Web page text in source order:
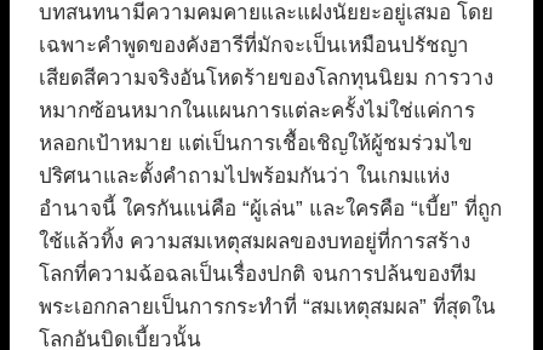
บทสนทนามีความคมคายและแฝงนัยยะอยู่เสมอ โดย
เฉพาะคำพูดของคังฮารีที่มักจะเป็นเหมือนปรัชญา
เสียดสีความจริงอันโหดร้ายของโลกทุนนิยม การวาง
หมากซ้อนหมากในแผนการแต่ละครั้งไม่ใช่แค่การ
หลอกเป้าหมาย แต่เป็นการเชื้อเชิญให้ผู้ชมร่วมไข
ปริศนาและตั้งคำถามไปพร้อมกันว่า ในเกมแห่ง
อำนาจนี้ ใครกันแน่คือ “ผู้เล่น” และใครคือ “เบี้ย” ที่ถูก
ใช้แล้วทิ้ง ความสมเหตุสมผลของบทอยู่ที่การสร้าง
โลกที่ความฉ้อฉลเป็นเรื่องปกติ จนการปล้นของทีม
พระเอกกลายเป็นการกระทำที่ “สมเหตุสมผล” ที่สุดใน
โลกอันบิดเบี้ยวนั้น